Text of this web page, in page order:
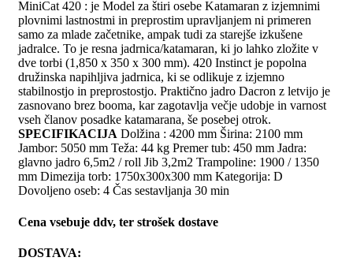
MiniCat 420 : je Model za štiri osebe Katamaran z izjemnimi
plovnimi lastnostmi in preprostim upravljanjem ni primeren
samo za mlade začetnike, ampak tudi za starejše izkušene
jadralce. To je resna jadrnica/katamaran, ki jo lahko zložite v
dve torbi (1,850 x 350 x 300 mm). 420 Instinct je popolna
družinska napihljiva jadrnica, ki se odlikuje z izjemno
stabilnostjo in preprostostjo. Praktično jadro Dacron z letvijo je
zasnovano brez booma, kar zagotavlja večje udobje in varnost
vseh članov posadke katamarana, še posebej otrok.
SPECIFIKACIJA Dolžina : 4200 mm Širina: 2100 mm
Jambor: 5050 mm Teža: 44 kg Premer tub: 450 mm Jadra:
glavno jadro 6,5m2 / roll Jib 3,2m2 Trampoline: 1900 / 1350
mm Dimezija torb: 1750x300x300 mm Kategorija: D
Dovoljeno oseb: 4 Čas sestavljanja 30 min
Cena vsebuje ddv, ter strošek dostave
DOSTAVA: